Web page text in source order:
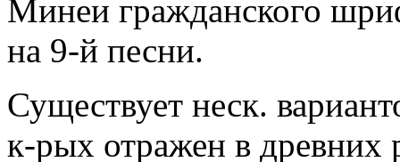
Минеи гражданского
на 9-й песни.
Существует неск.
к-рых отражен в